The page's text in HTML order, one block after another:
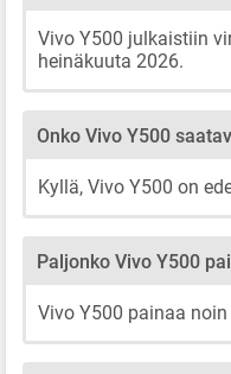
Vivo Y500 julkaistiin
heinäkuuta 2026.
Onko Vivo Y500
Kyllä, Vivo Y500 on
Paljonko Vivo Y500
Vivo Y500 painaa